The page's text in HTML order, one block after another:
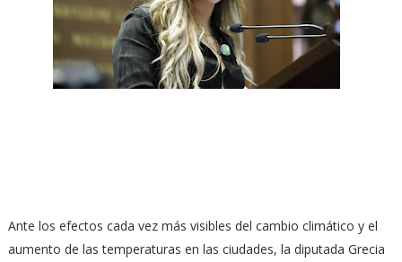
Ante los efectos cada vez más visibles del cambio climático y el
aumento de las temperaturas en las ciudades, la diputada Grecia